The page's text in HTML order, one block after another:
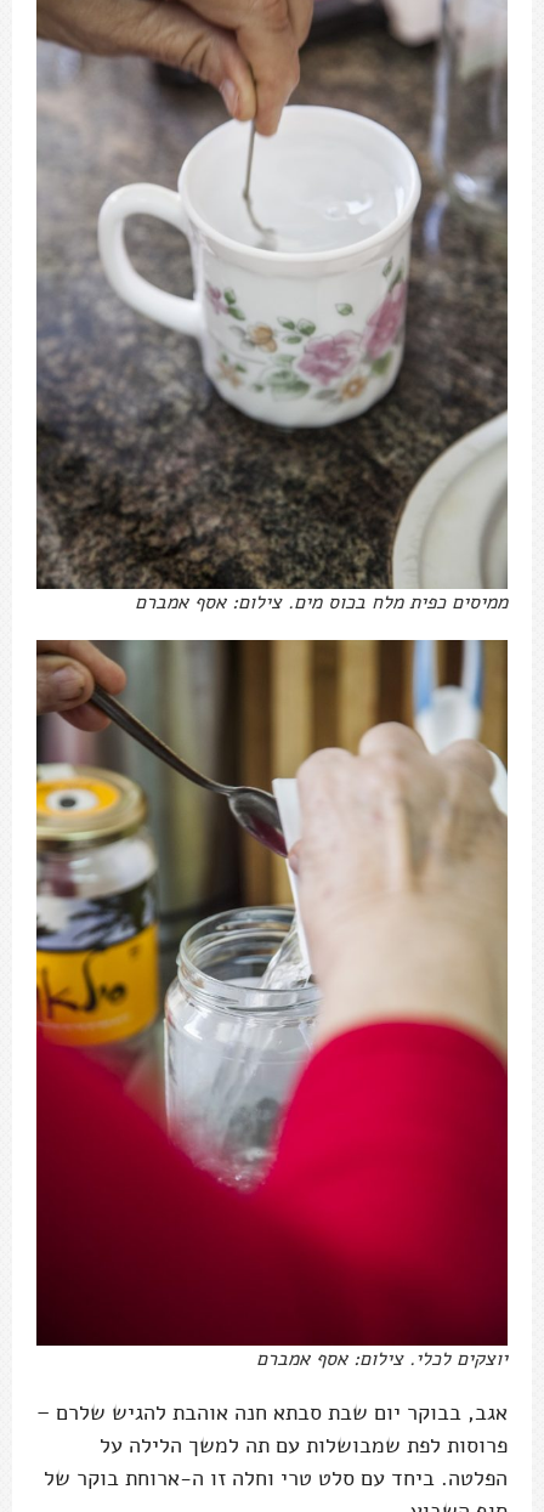
ממיסים כפית מלח בכוס מים. צילום: אסף אמברם
יוצקים לכלי. צילום: אסף אמברם
אגב, בבוקר יום שבת סבתא חנה אוהבת להגיש שלרם –
פרוסות לפת שמבושלות עם תה למשך הלילה על
הפלטה. ביחד עם סלט טרי וחלה זו ה-ארוחת בוקר של